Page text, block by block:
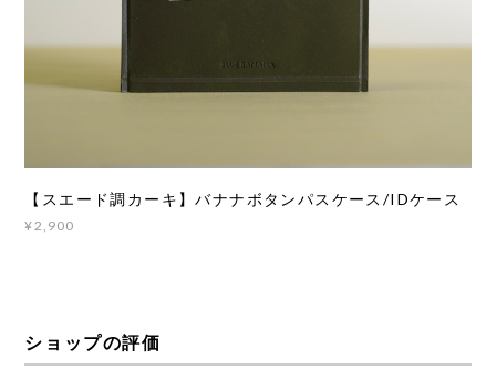
【スエード調カーキ】バナナボタンパスケース/IDケース
¥2,900
ショップの評価